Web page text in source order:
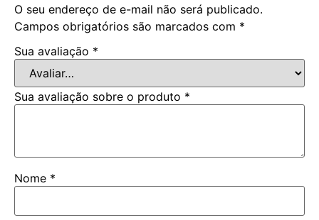
O seu endereço de e-mail não será publicado.
Campos obrigatórios são marcados com *
Sua avaliação *
Sua avaliação sobre o produto *
Nome *